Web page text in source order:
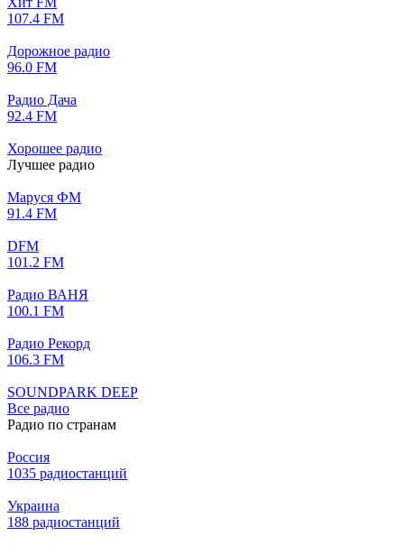
107.4 FM
Дорожное радио
96.0 FM
Радио Дача
92.4 FM
Хорошее радио
Лучшее радио
Маруся ФМ
91.4 FM
DFM
101.2 FM
Радио ВАНЯ
100.1 FM
Радио Рекорд
106.3 FM
SOUNDPARK DEEP
Все радио
Радио по странам
Россия
1035 радиостанций
Украина
188 радиостанций